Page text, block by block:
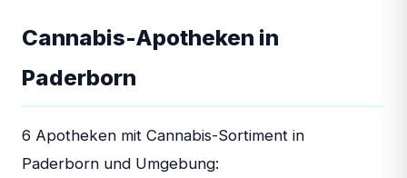
Cannabis-Apotheken in
Paderborn
6 Apotheken mit Cannabis-Sortiment in
Paderborn und Umgebung: